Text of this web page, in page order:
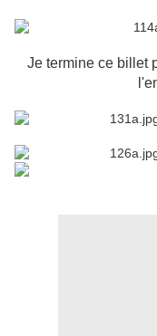
Je termine ce billet